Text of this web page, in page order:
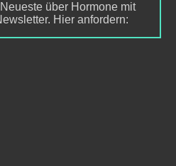
über Hormone mit
Hier anfordern: